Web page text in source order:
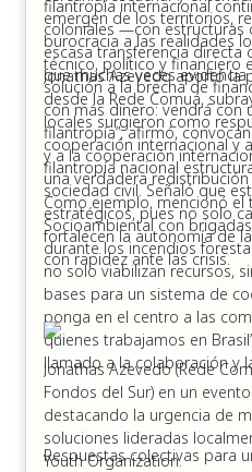
filantropía internacional
coloniales —con estructuras
escasa transferencia directa
que muchas veces
emergen de los territorios,
burocracia a las realidades
técnico, político y financiero
solución a la brecha de
con más dinero: vendrá con
filantropía”, afirmó,
y a la cooperación
una verdadera
Jonathas Azevedo aportó la
desde la Rede Comuá,
locales surgieron como
cooperación internacional y
filantropía nacional
sociedad civil. Señaló que
estratégicos, pues no solo
fortalecen la autonomía de
con rapidez ante las crisis.
Como ejemplo, mencionó el
Socioambiental con
durante los incendios
no solo viabilizan recursos,
bases para un sistema de
ponga en el centro a las
quienes trabajamos en
llamado a la colaboración y
Jonathas Azevedo (Rede
Fondos del Sur) en un
destacando la urgencia de
soluciones lideradas
Youth Organization.
Respuestas colectivas para